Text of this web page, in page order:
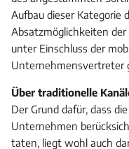
Aufbau dieser Kategorie
Absatzmöglichkeiten
unter Einschluss der
Unternehmensvertreter
Über traditionelle
Der Grund dafür, dass
Unternehmen
taten, liegt wohl auch